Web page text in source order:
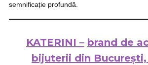
semnificație profundă.
KATERINI – brand de
bijuterii din